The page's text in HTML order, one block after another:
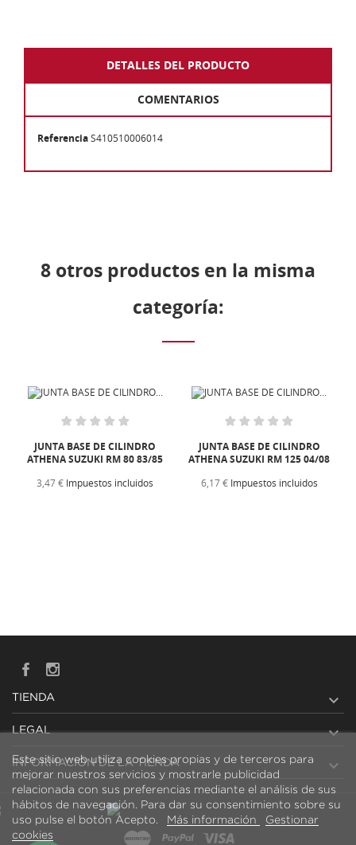
DETALLES DEL PRODUCTO
COMENTARIOS
ReferenciaS410510006014
8 otros productos en la misma
categoría:
JUNTA BASE DE CILINDRO
ATHENA SUZUKI RM 80 83/85
3,47 € Impuestos incluidos
JUNTA BASE DE CILINDRO
ATHENA SUZUKI RM 125 04/08
6,17 €Impuestos incluidos
TIENDA 
LEGAL 
Este sitio web utiliza cookies propias y de terceros para
mejorar nuestros servicios y mostrarle publicidad
relacionada con sus preferencias mediante el análisis de sus
hábitos de navegación. Para dar su consentimiento sobre su
uso pulse el botón Acepto.
Más información
Gestionar
cookies
INFORMACIÓN DE LA TIENDA 